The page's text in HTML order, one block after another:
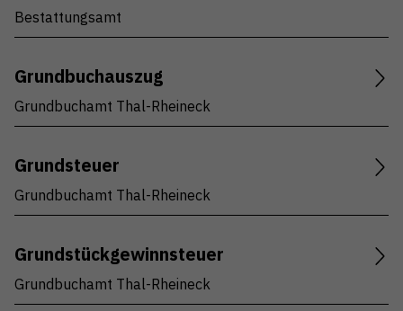
Bestattungsamt
Grundbuchauszug
Grundbuchamt Thal-Rheineck
Grundsteuer
Grundbuchamt Thal-Rheineck
Grundstückgewinnsteuer
Grundbuchamt Thal-Rheineck